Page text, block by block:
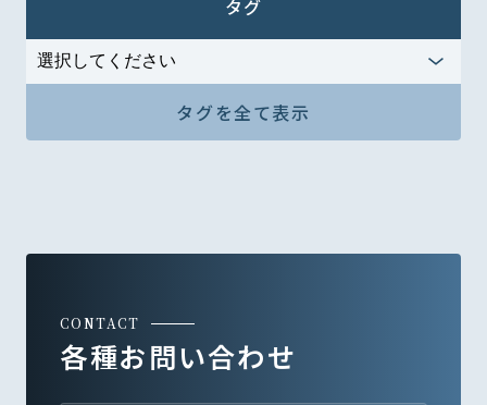
タグ
タグを全て表示
CONTACT
各種お問い合わせ